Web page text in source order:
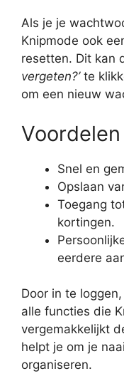
Als je je
Knipmode ook
resetten. Dit kan
vergeten?’te
om een nieuw
Snel en
Opslaan
Toegang
kortingen.
eerdere
Door in te
alle functies die
vergemakkelijkt
helpt je om je
organiseren.